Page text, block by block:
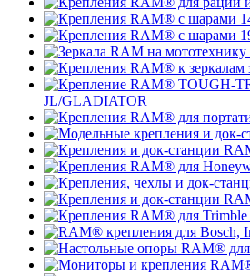
JL/GLADIATOR